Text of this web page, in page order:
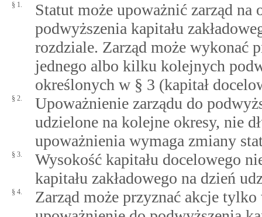
§ 1.
Statut może upoważnić zarząd na
podwyższenia kapitału
rozdziale. Zarząd może wykonać
jednego albo kilku kolejnych
określonych w § 3 (kapitał
§ 2.
Upoważnienie zarządu do
udzielone na kolejne okresy, nie
upoważnienia wymaga zmiany
§ 3.
Wysokość kapitału docelowego
kapitału zakładowego na dzień
§ 4.
Zarząd może przyznać akcje